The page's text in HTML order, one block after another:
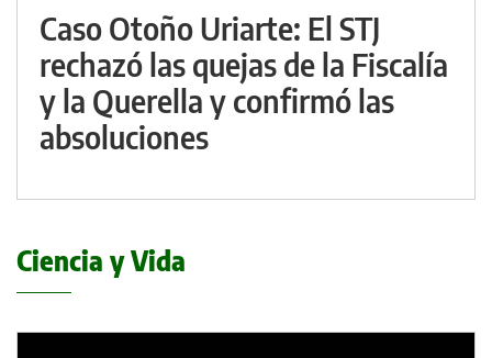
Caso Otoño Uriarte: El STJ
rechazó las quejas de la Fiscalía
y la Querella y confirmó las
absoluciones
Ciencia y Vida